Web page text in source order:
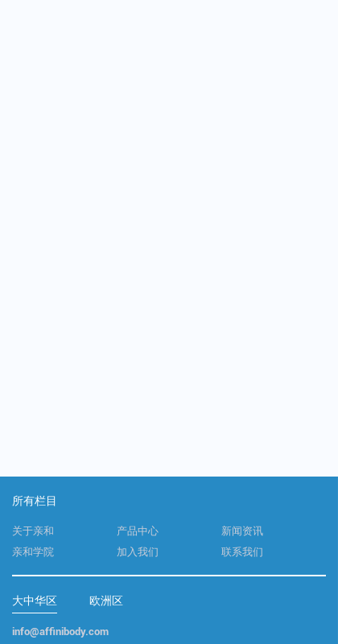
所有栏目
关于亲和 产品中心
新闻资讯
亲和学院
加入我们 联系我们
大中华区 欧洲区
info@affinibody.com